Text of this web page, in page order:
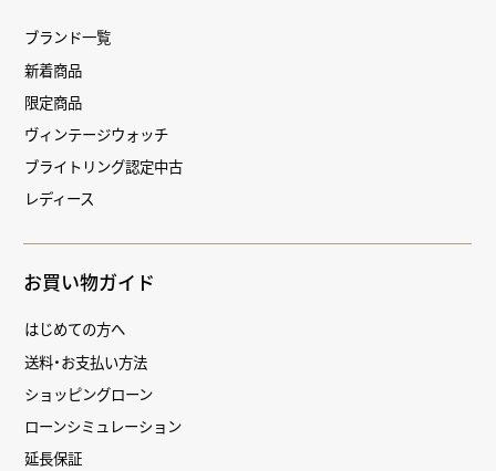
ブランド一覧
新着商品
限定商品
ヴィンテージウォッチ
ブライトリング認定中古
レディース
お買い物ガイド
はじめての方へ
送料・お支払い方法
ショッピングローン
ローンシミュレーション
延長保証